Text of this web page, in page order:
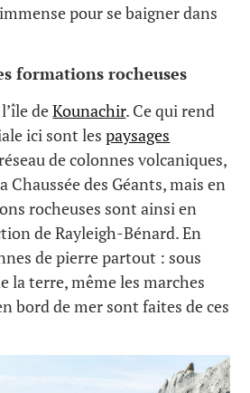
pour se baigner dans
formations rocheuses
deKounachir. Ce qui rend
ici sont lespaysages
de colonnes volcaniques,
Chaussée des Géants, mais en
rocheuses sont ainsi en
de Rayleigh-Bénard. En
de pierre partout : sous
la terre, même les marches
bord de mer sont faites de ces